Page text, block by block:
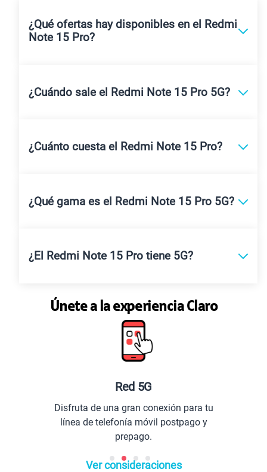
¿Qué ofertas hay disponibles en el Redmi
Note 15 Pro?
¿Cuándo sale el Redmi Note 15 Pro 5G?
¿Cuánto cuesta el Redmi Note 15 Pro?
¿Qué gama es el Redmi Note 15 Pro 5G?
¿El Redmi Note 15 Pro tiene 5G?
Únete a la experiencia Claro
Red 5G
Disfruta de una gran conexión para tu
línea de telefonía móvil postpago y
prepago.
Ver consideraciones